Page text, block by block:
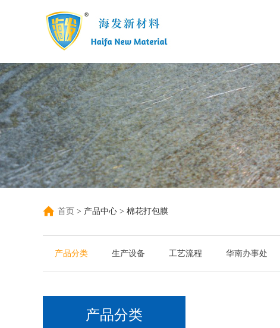
首页 > 产品中心 > 棉花打包膜
产品分类 生产设备 工艺流程 华南办事处
产品分类